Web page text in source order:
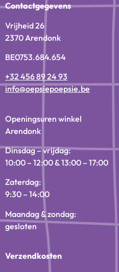
Contactgegevens
Vrijheid 26
2370 Arendonk
BE0753.684.654
+32 456 89 24 93
info@oepsiepoepsie.be
Openingsuren winkel
Arendonk
Dinsdag – vrijdag:
10:00 – 12:00 & 13:00 – 17:00
Zaterdag:
9:30 – 14:00
Maandag & zondag:
gesloten
Verzendkosten